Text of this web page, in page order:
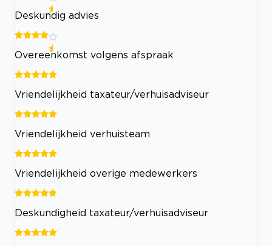
Deskundig advies
Overeenkomst volgens afspraak
Vriendelijkheid taxateur/verhuisadviseur
Vriendelijkheid verhuisteam
Vriendelijkheid overige medewerkers
Deskundigheid taxateur/verhuisadviseur